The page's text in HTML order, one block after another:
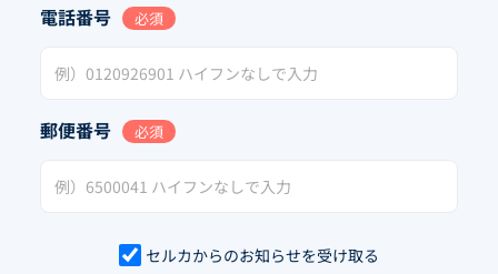
電話番号 必須
郵便番号 必須
セルカからのお知らせを受け取る